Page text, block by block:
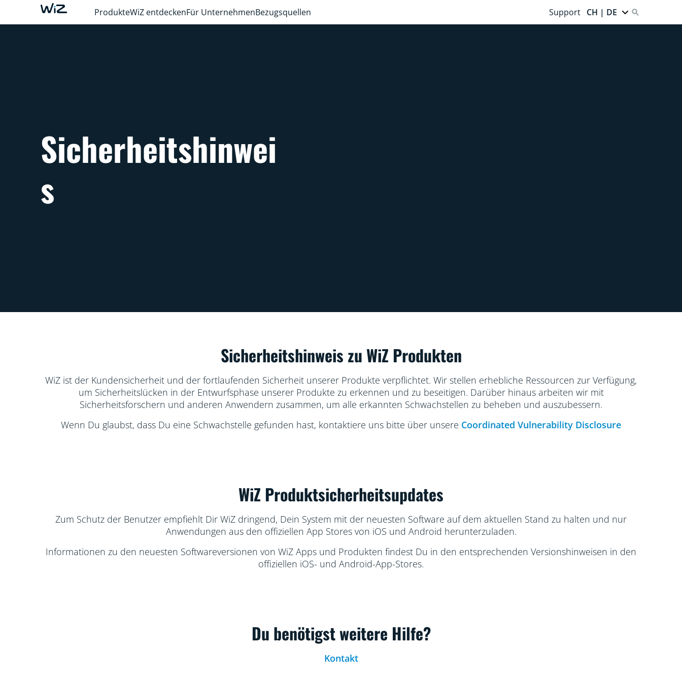
ProdukteWiZ entdeckenFür UnternehmenBezugsquellen Support CH | DE
Sicherheitshinwei
s
Sicherheitshinweis zu WiZ Produkten
WiZ ist der Kundensicherheit und der fortlaufenden Sicherheit unserer Produkte verpflichtet. Wir stellen erhebliche Ressourcen zur Verfügung,
um Sicherheitslücken in der Entwurfsphase unserer Produkte zu erkennen und zu beseitigen. Darüber hinaus arbeiten wir mit
Sicherheitsforschern und anderen Anwendern zusammen, um alle erkannten Schwachstellen zu beheben und auszubessern.
Wenn Du glaubst, dass Du eine Schwachstelle gefunden hast, kontaktiere uns bitte über unsere Coordinated Vulnerability Disclosure
WiZ Produktsicherheitsupdates
Zum Schutz der Benutzer empfiehlt Dir WiZ dringend, Dein System mit der neuesten Software auf dem aktuellen Stand zu halten und nur
Anwendungen aus den offiziellen App Stores von iOS und Android herunterzuladen.
Informationen zu den neuesten Softwareversionen von WiZ Apps und Produkten findest Du in den entsprechenden Versionshinweisen in den
offiziellen iOS- und Android-App-Stores.
Du benötigst weitere Hilfe?
Kontakt